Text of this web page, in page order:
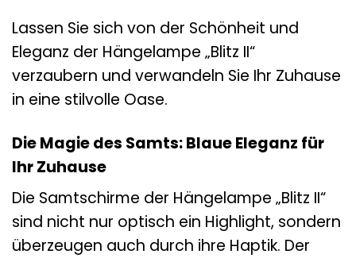
Lassen Sie sich von der Schönheit und
Eleganz der Hängelampe „Blitz II“
verzaubern und verwandeln Sie Ihr Zuhause
in eine stilvolle Oase.
Die Magie des Samts: Blaue Eleganz für
Ihr Zuhause
Die Samtschirme der Hängelampe „Blitz II“
sind nicht nur optisch ein Highlight, sondern
überzeugen auch durch ihre Haptik. Der